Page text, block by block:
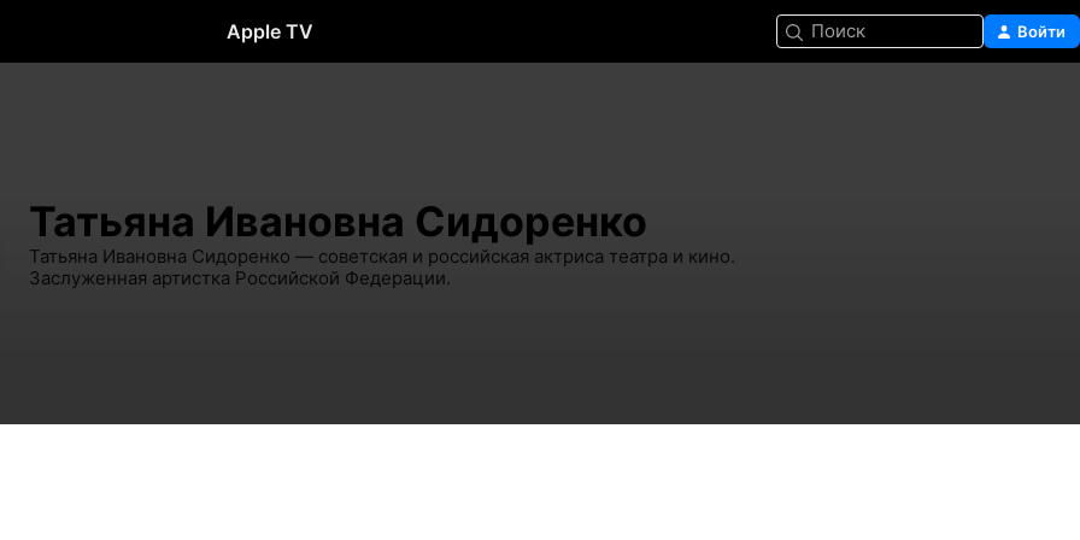
Apple TV Поиск Войти
Татьяна Ивановна Сидоренко
Татьяна Ивановна Сидоренко — советская и российская актриса театра и кино.
Заслуженная артистка Российской Федерации.